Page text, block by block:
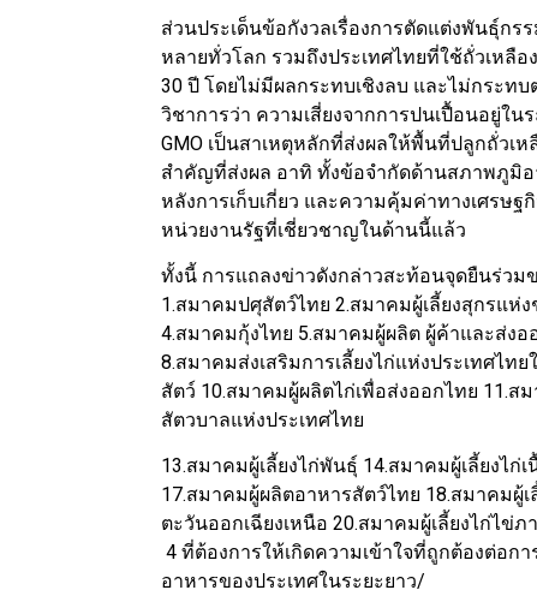
ส่วนประเด็นข้อกังวลเรื่องการตัดแต่งพันธุ์กร
หลายทั่วโลก รวมถึงประเทศไทยที่ใช้ถั่วเหลื
30 ปี โดยไม่มีผลกระทบเชิงลบ และไม่กระท
วิชาการว่า ความเสี่ยงจากการปนเปื้อนอยู่ใ
GMO เป็นสาเหตุหลักที่ส่งผลให้พื้นที่ปลูกถั่วเ
สำคัญที่ส่งผล อาทิ ทั้งข้อจำกัดด้านสภาพภูมิ
หลังการเก็บเกี่ยว และความคุ้มค่าทางเศรษ
หน่วยงานรัฐที่เชี่ยวชาญในด้านนี้แล้ว
ทั้งนี้ การแถลงข่าวดังกล่าวสะท้อนจุดยืนร่ว
1.สมาคมปศุสัตว์ไทย 2.สมาคมผู้เลี้ยงสุกรแห่
4.สมาคมกุ้งไทย 5.สมาคมผู้ผลิต ผู้ค้าและส่งอ
8.สมาคมส่งเสริมการเลี้ยงไก่แห่งประเทศไ
สัตว์ 10.สมาคมผู้ผลิตไก่เพื่อส่งออกไทย 11.ส
สัตวบาลแห่งประเทศไทย
13.สมาคมผู้เลี้ยงไก่พันธุ์ 14.สมาคมผู้เลี้ยงไ
17.สมาคมผู้ผลิตอาหารสัตว์ไทย 18.สมาคมผู้
ตะวันออกเฉียงเหนือ 20.สมาคมผู้เลี้ยงไก่ไข่
4 ที่ต้องการให้เกิดความเข้าใจที่ถูกต้องต่อ
อาหารของประเทศในระยะยาว/